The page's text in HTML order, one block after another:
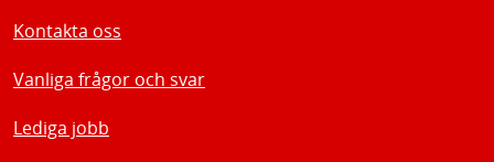
Kontakta oss
Vanliga frågor och svar
Lediga jobb